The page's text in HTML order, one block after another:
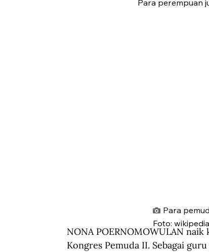
Para perempuan
Para
Foto:
NONA POERNOMOWULAN
Kongres Pemuda II. Sebagai